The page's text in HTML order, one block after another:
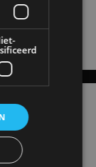
2026?
Z06